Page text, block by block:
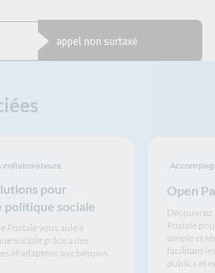
appel non surtaxé
pour
politique sociale
Postale vous aide à
sociale grâce à des
et adaptées aux besoins
Open
Découvrez
Postale
simple et
facilitant
publics et